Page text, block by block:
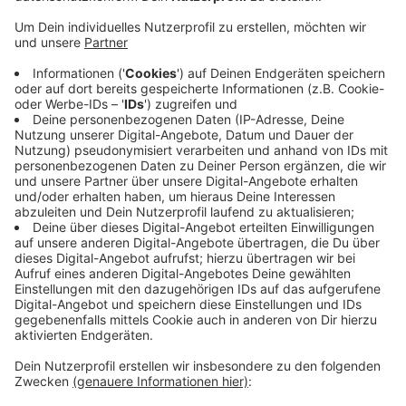
leer aus. Das sagt die Gewerkschaft Nahrung-
Genuss-Gaststätten.
Anzeige
Gerade in kleinen Betrieben verwaltet der Chef häufig
selbst die Trinkgeld-Kasse. Zudem arbeiten in der
Gastronomie-Branche viele Menschen nur befristet
oder auf Minijob-Basis. Die würden sich häufig nicht
trauen, gegen den Chef vorzugehen. Die NGG rät, sich
in diesem Fall an die Gewerkschaft zu wenden.
Anzeige